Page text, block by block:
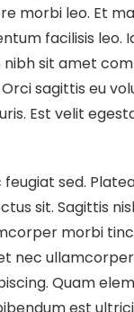
morbi leo. Et
facilisis leo.
sit amet
sagittis eu
Est velit
sed.
sit. Sagittis
morbi
nec
Quam